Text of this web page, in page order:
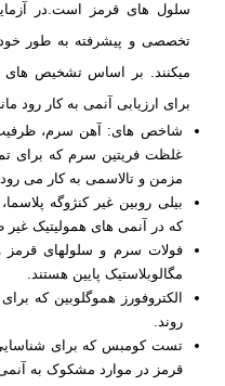
سلول های قرمز است.در
میکنند. بر اساس تشخیص های
برای ارزیابی آنمی به کار رود
شاخص های: آهن سرم، ظرفیت
غلظت فریتین سرم که برای
مزمن و تالاسمی به کار می
بیلی روبین غیر کنژوگه
که در آنمی های همولیتیک غیر
فولات سرم و سلولهای
مگالوبلاستیک پایین هستند.
الکتروفورز هموگلوبین که
روند.
تست کومبس که برای شناسایی
قرمز در موارد مشکوک به